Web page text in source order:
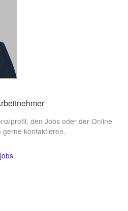
den Jobs oder der Online
gerne kontaktieren.